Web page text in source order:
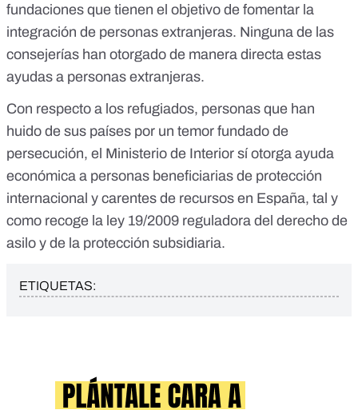
fundaciones que tienen el objetivo de fomentar la
integración de personas extranjeras. Ninguna de las
consejerías han otorgado de manera directa estas
ayudas a personas extranjeras.
Con respecto a los refugiados, personas que han
huido de sus países por un temor fundado de
persecución, el Ministerio de Interior sí otorga ayuda
económica a personas beneficiarias de protección
internacional y carentes de recursos en España, tal y
como recoge la ley 19/2009 reguladora del derecho de
asilo y de la protección subsidiaria.
ETIQUETAS: